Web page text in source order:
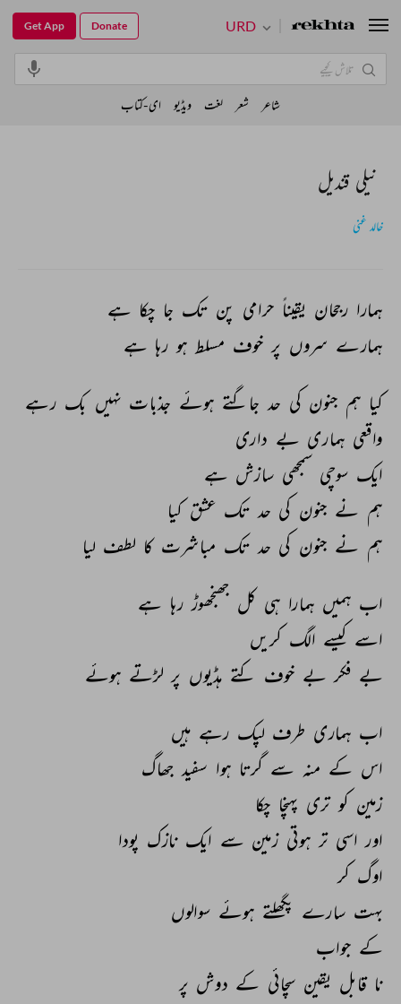
نیلی قندیل
خالد غنی
ہمارا رجحان یقیناً حرامی پن تک جا چکا ہے
ہمارے سروں پر خوف مسلط ہو رہا ہے
کیا ہم جنون کی حد جاگتے ہوئے جذبات نہیں بک رہے
واقعی ہماری بے داری
ایک سوچی سمجھی سازش ہے
ہم نے جنون کی حد تک عشق کیا
ہم نے جنون کی حد تک مباشرت کا لطف لیا
اب ہمیں ہمارا ہی کل جھنجھوڑ رہا ہے
اسے کیسے الگ کریں
بے فکر بے خوف کتے ہڈیوں پر لڑتے ہوئے
اب ہماری طرف لپک رہے ہیں
اس کے منہ سے گرتا ہوا سفید جھاگ
زمین کو تری پہنچا چکا
اور اسی تر ہوتی زمین سے ایک نازک پودا
اوگ کر
بہت سارے پگھلتے ہوئے سوالوں
کے جواب
نا قابل یقین سچائی کے دوش پر
URD
Get App Donate
شاعر شعر لغت ویڈیو ای-کتاب